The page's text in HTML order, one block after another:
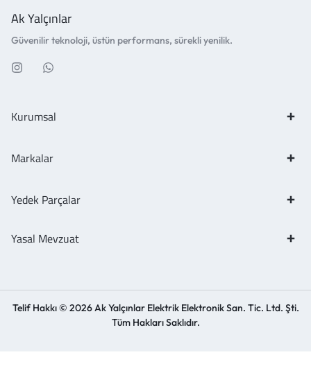
Ak Yalçınlar
Güvenilir teknoloji, üstün performans, sürekli yenilik.
Kurumsal
Markalar
Yedek Parçalar
Yasal Mevzuat
Telif Hakkı © 2026 Ak Yalçınlar Elektrik Elektronik San. Tic. Ltd. Şti.
Tüm Hakları Saklıdır.